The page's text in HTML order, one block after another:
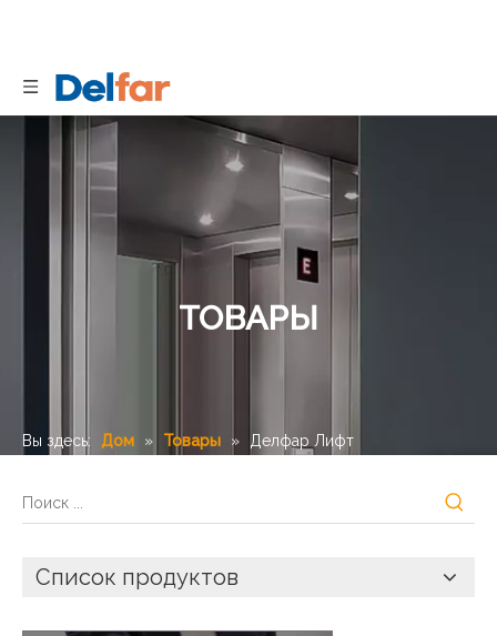
ТОВАРЫ
Вы здесь: Дом » Товары » Делфар Лифт
Список продуктов